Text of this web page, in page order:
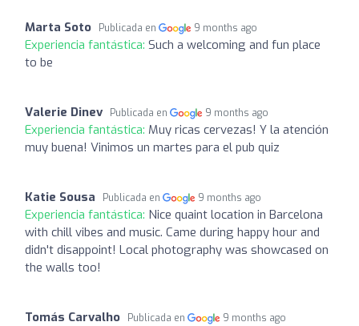
Marta Soto Publicada en 9 months ago
Experiencia fantástica: Such a welcoming and fun place
to be
Valerie Dinev Publicada en 9 months ago
Experiencia fantástica: Muy ricas cervezas! Y la atención
muy buena! Vinimos un martes para el pub quiz
Katie Sousa Publicada en 9 months ago
Experiencia fantástica: Nice quaint location in Barcelona
with chill vibes and music. Came during happy hour and
didn't disappoint! Local photography was showcased on
the walls too!
Tomás Carvalho Publicada en 9 months ago